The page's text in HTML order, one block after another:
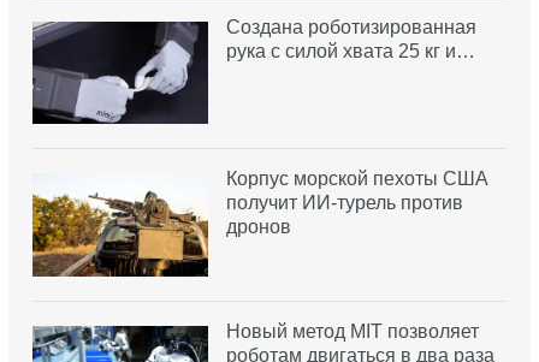
Создана роботизированная
рука с силой хвата 25 кг и…
Корпус морской пехоты США
получит ИИ-турель против
дронов
Новый метод MIT позволяет
роботам двигаться в два раза